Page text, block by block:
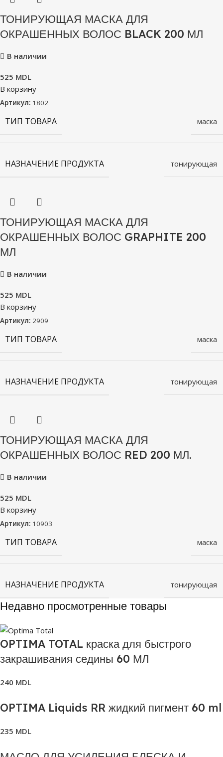
ТОНИРУЮЩАЯ МАСКА ДЛЯ
ОКРАШЕННЫХ ВОЛОС BLACK 200 МЛ
В наличии
525 MDL
В корзину
Артикул: 1802
ТИП ТОВАРА маска
НАЗНАЧЕНИЕ ПРОДУКТА тонирующая
ТОНИРУЮЩАЯ МАСКА ДЛЯ
ОКРАШЕННЫХ ВОЛОС GRAPHITE 200
МЛ
В наличии
525 MDL
В корзину
Артикул: 2909
ТИП ТОВАРА маска
НАЗНАЧЕНИЕ ПРОДУКТА тонирующая
ТОНИРУЮЩАЯ МАСКА ДЛЯ
ОКРАШЕННЫХ ВОЛОС RED 200 МЛ.
В наличии
525 MDL
В корзину
Артикул: 10903
ТИП ТОВАРА маска
НАЗНАЧЕНИЕ ПРОДУКТА тонирующая
Недавно просмотренные товары
OPTIMA TOTAL краска для быстрого
закрашивания седины 60 МЛ
240 MDL
OPTIMA Liquids RR жидкий пигмент 60 ml
235 MDL